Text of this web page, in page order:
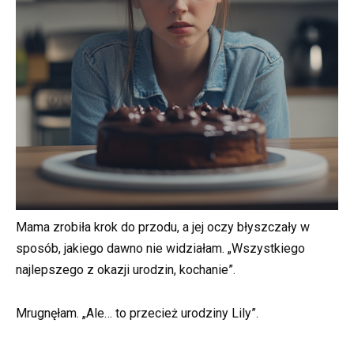
Mama zrobiła krok do przodu, a jej oczy błyszczały w
sposób, jakiego dawno nie widziałam. „Wszystkiego
najlepszego z okazji urodzin, kochanie”.
Mrugnęłam. „Ale… to przecież urodziny Lily”.